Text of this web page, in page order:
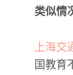
类似情
上海交
国教育